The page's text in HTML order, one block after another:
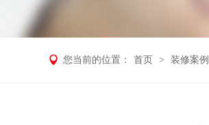
您当前的位置： 首页 > 装修案例